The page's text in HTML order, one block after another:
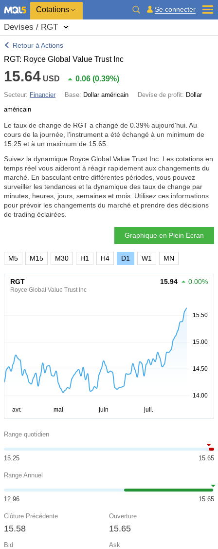
Cotations Se connecter
Devises / RGT
Retour à Actions
RGT: Royce Global Value Trust Inc
15.64 USD 0.06 (0.39%)
Secteur: Financier Base: Dollar américain Devise de profit: Dollar
américain
Le taux de change de RGT a changé de 0.39% aujourd'hui. Au
cours de la journée, l'instrument a été échangé à un minimum de
15.25 et à un maximum de 15.65.
Suivez la dynamique Royce Global Value Trust Inc. Les cotations en
temps réel vous aideront à réagir rapidement aux changements du
marché. En basculant entre différentes périodes, vous pouvez
surveiller les tendances et la dynamique des taux de change par
minutes, heures, jours, semaines et mois. Utilisez ces informations
pour prévoir les changements du marché et prendre des décisions
de trading éclairées.
Graphique en Plein Ecran
M5 M15 M30 H1 H4 D1 W1 MN
RGT
Royce Global Value Trust Inc
15.94 0.00%
Range quotidien
15.25 15.65
Range Annuel
12.96 15.65
Clôture Précédente
15.58
Ouverture
15.65
Bid Ask